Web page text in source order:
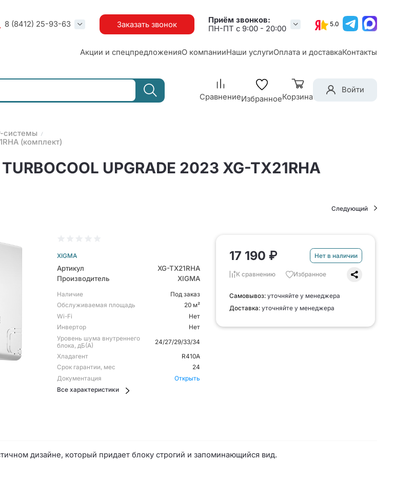
8 (8412) 25-93-63 Заказать звонок
Приём звонков:
ПН-ПТ с 9:00 - 20:00
5.0
Акции и спецпредложенияО компанииНаши услугиОплата и доставкаКонтакты
СравнениеИзбранноеКорзина
Войти
системы
(комплект)
UPGRADE 2023 XG-TX21RHA
Следующий
XIGMA
Артикул
XG-TX21RHA
Производитель
XIGMA
Наличие
Под заказ
Обслуживаемая площадь
20 м²
Wi-Fi
Нет
Инвертор
Нет
Уровень шума внутреннего
блока, дБ(А)
24/27/29/33/34
Хладагент
R410A
Срок гарантии, мес
24
Документация
Открыть
Все характеристики
17 190 ₽ Нет в наличии
К сравнению Избранное
Самовывоз: уточняйте у менеджера
Доставка: уточняйте у менеджера
дизайне, который придает блоку строгий и запоминающийся вид.